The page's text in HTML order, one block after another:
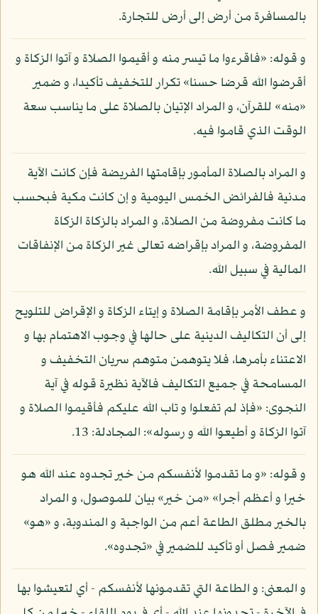
بالمسافرة من أرض إلى أرض للتجارة.
و قوله: «فاقرءوا ما تيسر منه و أقيموا الصلاة و آتوا الزكاة و
أقرضوا الله قرضا حسنا» تكرار للتخفيف تأكيدا، و ضمير
«منه» للقرآن، و المراد الإتيان بالصلاة على ما يناسب سعة
الوقت الذي قاموا فيه.
و المراد بالصلاة المأمور بإقامتها الفريضة فإن كانت الآية
مدنية فالفرائض الخمس اليومية و إن كانت مكية فبحسب
ما كانت مفروضة من الصلاة، و المراد بالزكاة الزكاة
المفروضة، و المراد بإقراضه تعالى غير الزكاة من الإنفاقات
المالية في سبيل الله.
و عطف الأمر بإقامة الصلاة و إيتاء الزكاة و الإقراض للتلويح
إلى أن التكاليف الدينية على حالها في وجوب الاهتمام بها و
الاعتناء بأمرها، فلا يتوهمن متوهم سريان التخفيف و
المسامحة في جميع التكاليف فالآية نظيرة قوله في آية
النجوى: «فإذ لم تفعلوا و تاب الله عليكم فأقيموا الصلاة و
آتوا الزكاة و أطيعوا الله و رسوله»: المجادلة: 13.
و قوله: «و ما تقدموا لأنفسكم من خير تجدوه عند الله هو
خيرا و أعظم أجرا» «من خير» بيان للموصول، و المراد
بالخير مطلق الطاعة أعم من الواجبة و المندوبة، و «هو»
ضمير فصل أو تأكيد للضمير في «تجدوه».
و المعنى: و الطاعة التي تقدمونها لأنفسكم - أي لتعيشوا بها